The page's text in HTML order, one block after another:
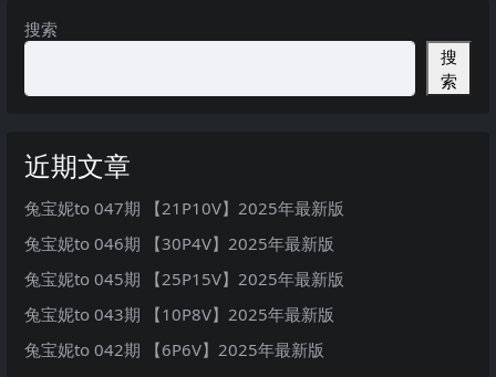
搜索
搜
索
近期文章
兔宝妮to 047期 【21P10V】2025年最新版
兔宝妮to 046期 【30P4V】2025年最新版
兔宝妮to 045期 【25P15V】2025年最新版
兔宝妮to 043期 【10P8V】2025年最新版
兔宝妮to 042期 【6P6V】2025年最新版